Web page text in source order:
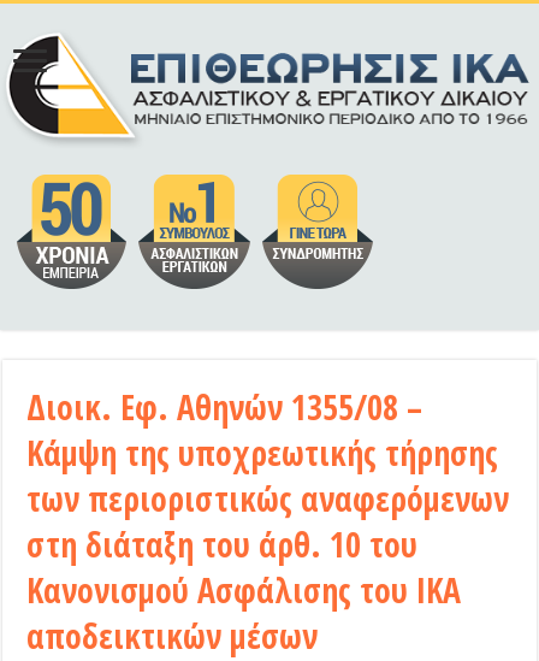
Διοικ. Εφ. Αθηνών 1355/08 –
Κάμψη της υποχρεωτικής τήρησης
των περιοριστικώς αναφερόμενων
στη διάταξη του άρθ. 10 του
Κανονισμού Ασφάλισης του ΙΚΑ
αποδεικτικών μέσων